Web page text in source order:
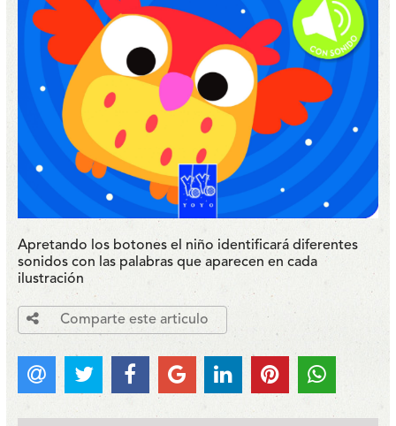
Apretando los botones el niño identificará diferentes
sonidos con las palabras que aparecen en cada
ilustración
Comparte este articulo